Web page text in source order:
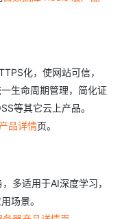
化，使网站可信，
生命周期管理，简化证
等其它云上产品。
品详情页。
多适用于AI深度学习，
场景。